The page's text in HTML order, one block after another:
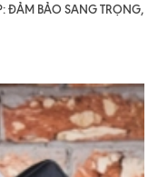
ĐẢM BẢO SANG TRỌNG,